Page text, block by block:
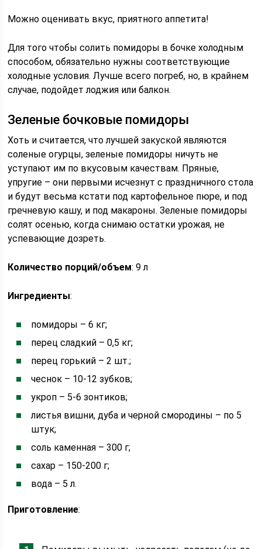
Можно оценивать вкус, приятного аппетита!
Для того чтобы солить помидоры в бочке холодным
способом, обязательно нужны соответствующие
холодные условия. Лучше всего погреб, но, в крайнем
случае, подойдет лоджия или балкон.
Зеленые бочковые помидоры
Хоть и считается, что лучшей закуской являются
соленые огурцы, зеленые помидоры ничуть не
уступают им по вкусовым качествам. Пряные,
упругие – они первыми исчезнут с праздничного стола
и будут весьма кстати под картофельное пюре, и под
гречневую кашу, и под макароны. Зеленые помидоры
солят осенью, когда снимаю остатки урожая, не
успевающие дозреть.
Количество порций/объем: 9 л
Ингредиенты:
помидоры – 6 кг;
перец сладкий – 0,5 кг;
перец горький – 2 шт.;
чеснок – 10-12 зубков;
укроп – 5-6 зонтиков;
листья вишни, дуба и черной смородины – по 5
штук;
соль каменная – 300 г;
сахар – 150-200 г;
вода – 5 л.
Приготовление: